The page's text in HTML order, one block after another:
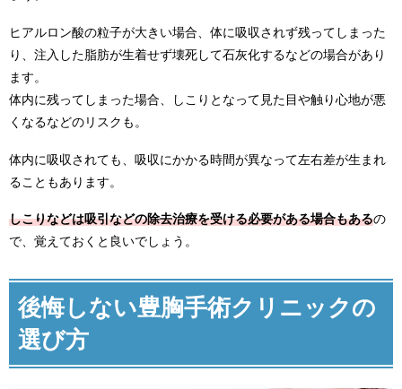
ヒアルロン酸の粒子が大きい場合、体に吸収されず残ってしまった
り、注入した脂肪が生着せず壊死して石灰化するなどの場合があり
ます。
体内に残ってしまった場合、しこりとなって見た目や触り心地が悪
くなるなどのリスクも。
体内に吸収されても、吸収にかかる時間が異なって左右差が生まれ
ることもあります。
しこりなどは吸引などの除去治療を受ける必要がある場合もあるの
で、覚えておくと良いでしょう。
後悔しない豊胸手術クリニックの
選び方